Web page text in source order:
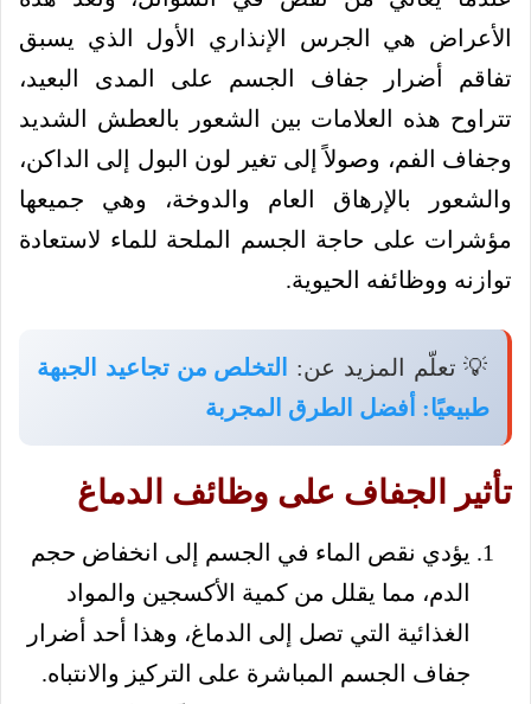
الأعراض هي الجرس الإنذاري الأول الذي يسبق
تفاقم أضرار جفاف الجسم على المدى البعيد،
تتراوح هذه العلامات بين الشعور بالعطش الشديد
وجفاف الفم، وصولاً إلى تغير لون البول إلى الداكن،
والشعور بالإرهاق العام والدوخة، وهي جميعها
مؤشرات على حاجة الجسم الملحة للماء لاستعادة
توازنه ووظائفه الحيوية.
💡 تعلّم المزيد عن:
التخلص من تجاعيد الجبهة
طبيعيًا: أفضل الطرق المجربة
تأثير الجفاف على وظائف الدماغ
يؤدي نقص الماء في الجسم إلى انخفاض حجم
الدم، مما يقلل من كمية الأكسجين والمواد
الغذائية التي تصل إلى الدماغ، وهذا أحد أضرار
جفاف الجسم المباشرة على التركيز والانتباه.